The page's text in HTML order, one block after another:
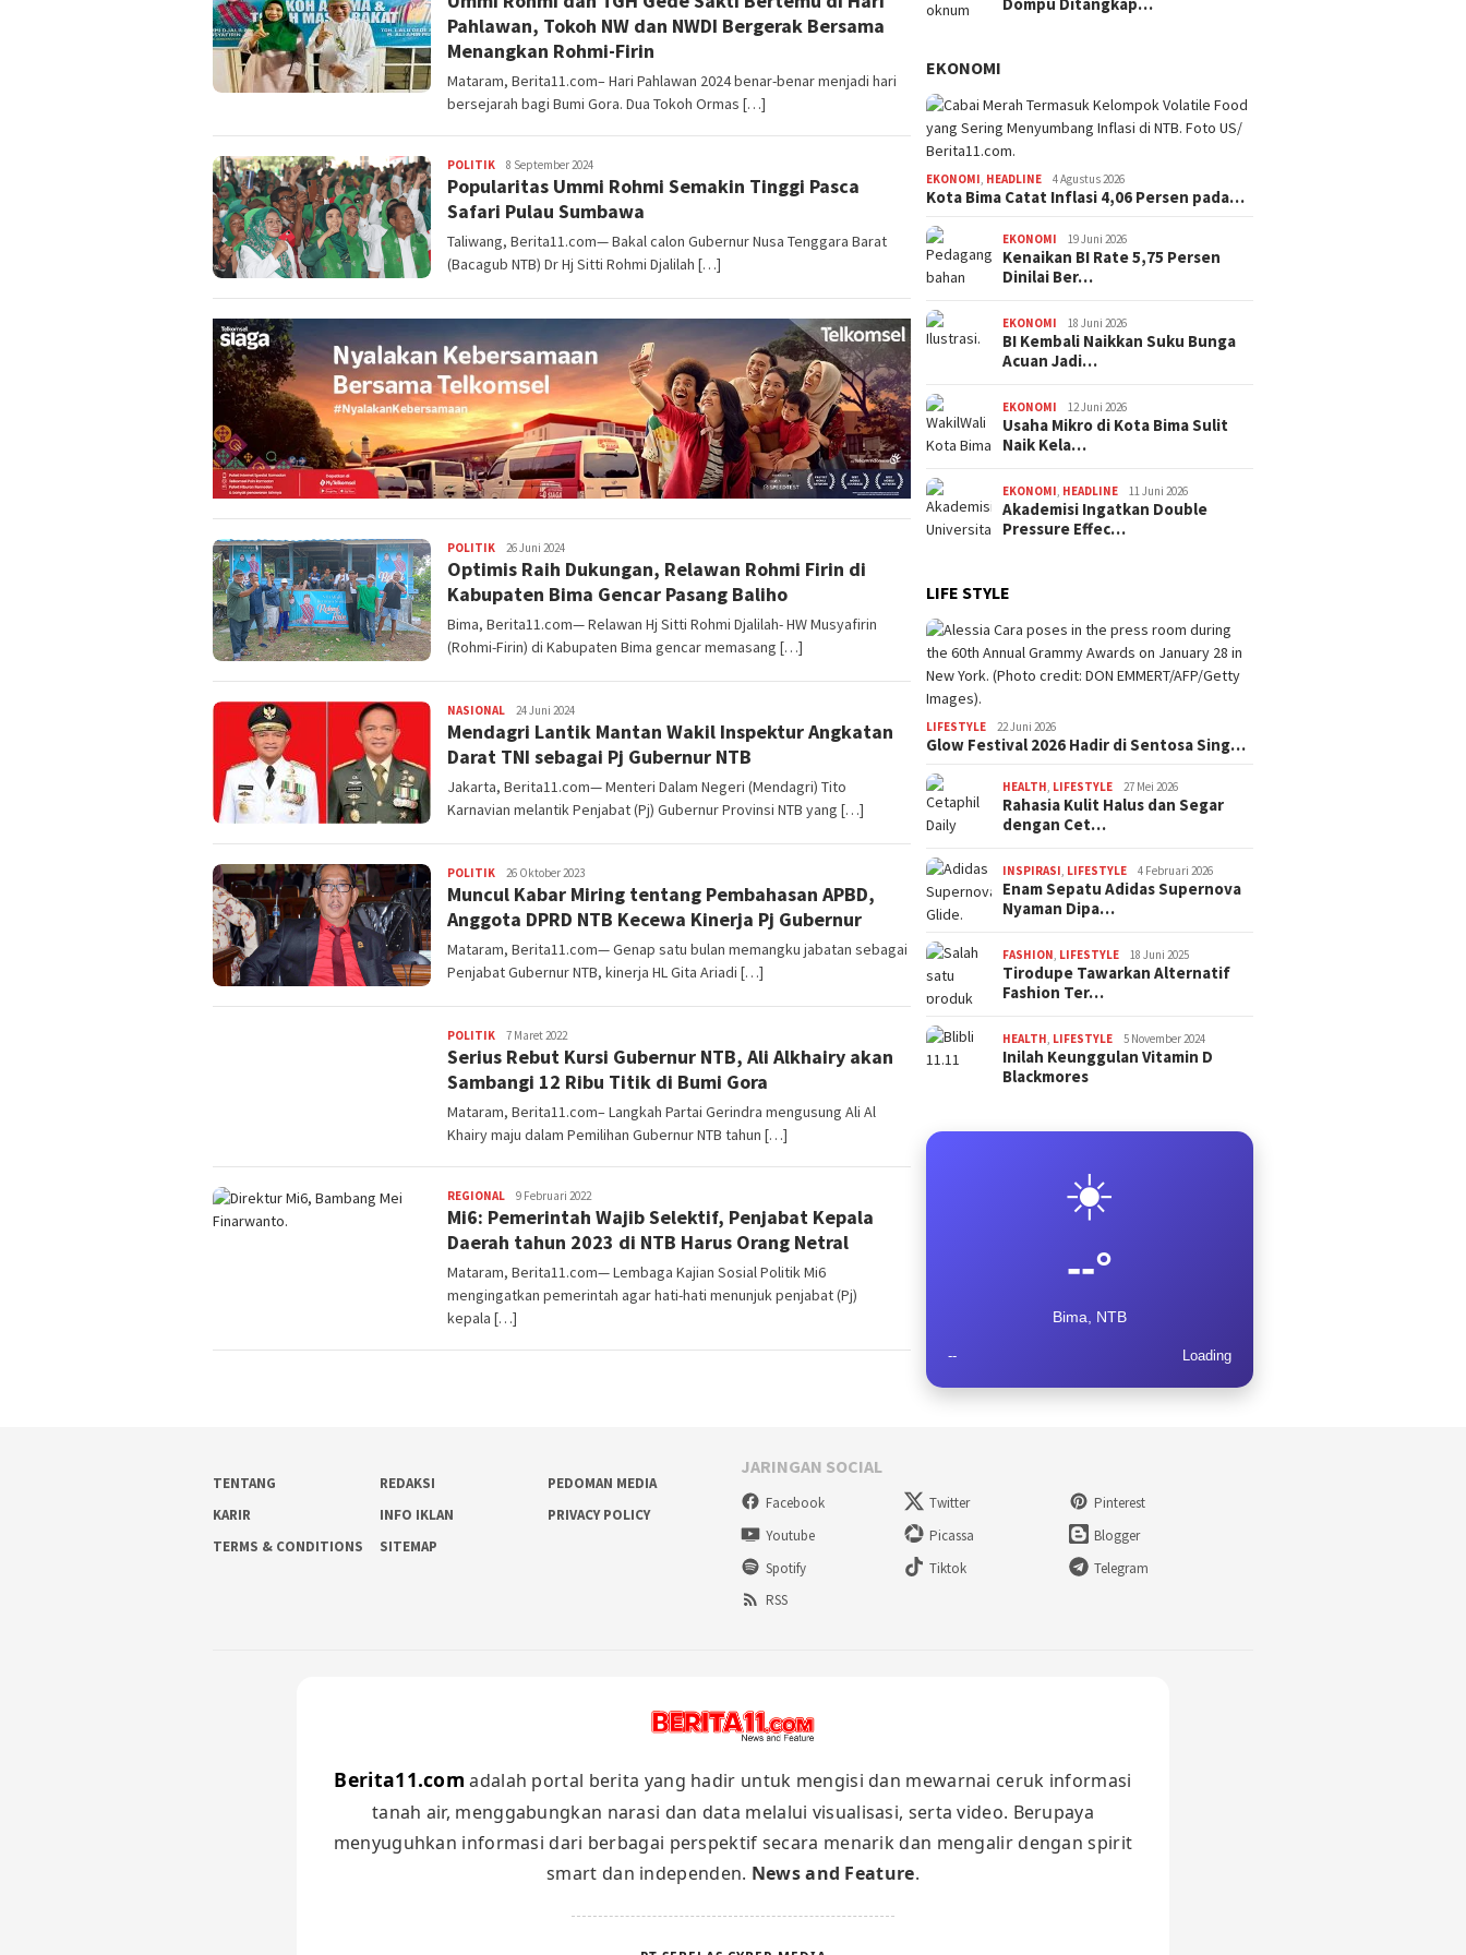
Pahlawan, Tokoh NW dan NWDI Bergerak Bersama
Menangkan Rohmi-Firin
Mataram, Berita11.com– Hari Pahlawan 2024 benar-benar menjadi hari
bersejarah bagi Bumi Gora. Dua Tokoh Ormas […]
POLITIK Redaksi
8 September 2024
Popularitas Ummi Rohmi Semakin Tinggi Pasca
Safari Pulau Sumbawa
Taliwang, Berita11.com— Bakal calon Gubernur Nusa Tenggara Barat
(Bacagub NTB) Dr Hj Sitti Rohmi Djalilah […]
POLITIK Redaksi
26 Juni 2024
Optimis Raih Dukungan, Relawan Rohmi Firin di
Kabupaten Bima Gencar Pasang Baliho
Bima, Berita11.com— Relawan Hj Sitti Rohmi Djalilah- HW Musyafirin
(Rohmi-Firin) di Kabupaten Bima gencar memasang […]
NASIONAL Redaksi
24 Juni 2024
Mendagri Lantik Mantan Wakil Inspektur Angkatan
Darat TNI sebagai Pj Gubernur NTB
Jakarta, Berita11.com— Menteri Dalam Negeri (Mendagri) Tito
Karnavian melantik Penjabat (Pj) Gubernur Provinsi NTB yang […]
POLITIK Redaksi
26 Oktober 2023
Muncul Kabar Miring tentang Pembahasan APBD,
Anggota DPRD NTB Kecewa Kinerja Pj Gubernur
Mataram, Berita11.com— Genap satu bulan memangku jabatan sebagai
Penjabat Gubernur NTB, kinerja HL Gita Ariadi […]
POLITIK Redaksi
7 Maret 2022
Serius Rebut Kursi Gubernur NTB, Ali Alkhairy akan
Sambangi 12 Ribu Titik di Bumi Gora
Mataram, Berita11.com– Langkah Partai Gerindra mengusung Ali Al
Khairy maju dalam Pemilihan Gubernur NTB tahun […]
REGIONAL Redaksi
9 Februari 2022
Mi6: Pemerintah Wajib Selektif, Penjabat Kepala
Daerah tahun 2023 di NTB Harus Orang Netral
Mataram, Berita11.com— Lembaga Kajian Sosial Politik Mi6
mengingatkan pemerintah agar hati-hati menunjuk penjabat (Pj)
kepala […]
Dompu Ditangkap…
EKONOMI
EKONOMI, HEADLINE 4 Agustus 2026
Kota Bima Catat Inflasi 4,06 Persen pada…
EKONOMI 19 Juni 2026
Kenaikan BI Rate 5,75 Persen
Dinilai Ber…
EKONOMI 18 Juni 2026
BI Kembali Naikkan Suku Bunga
Acuan Jadi…
EKONOMI 12 Juni 2026
Usaha Mikro di Kota Bima Sulit
Naik Kela…
EKONOMI, HEADLINE 11 Juni 2026
Akademisi Ingatkan Double
Pressure Effec…
LIFE STYLE
LIFESTYLE 22 Juni 2026
Glow Festival 2026 Hadir di Sentosa Sing…
HEALTH, LIFESTYLE 27 Mei 2026
Rahasia Kulit Halus dan Segar
dengan Cet…
INSPIRASI, LIFESTYLE 4 Februari 2026
Enam Sepatu Adidas Supernova
Nyaman Dipa…
FASHION, LIFESTYLE 18 Juni 2025
Tirodupe Tawarkan Alternatif
Fashion Ter…
HEALTH, LIFESTYLE 5 November 2024
Inilah Keunggulan Vitamin D
Blackmores
☀️
--°
Bima, NTB
-- Loading
TENTANG REDAKSI
PEDOMAN MEDIA
KARIR
INFO IKLAN
PRIVACY POLICY
TERMS & CONDITIONS
SITEMAP
JARINGAN SOCIAL
Facebook Twitter
Pinterest
Youtube
Picassa
Blogger
Spotify
Tiktok
Telegram
RSS
Berita11.com adalah portal berita yang hadir untuk mengisi dan mewarnai ceruk informasi
tanah air, menggabungkan narasi dan data melalui visualisasi, serta video. Berupaya
menyuguhkan informasi dari berbagai perspektif secara menarik dan mengalir dengan spirit
smart dan independen. News and Feature.